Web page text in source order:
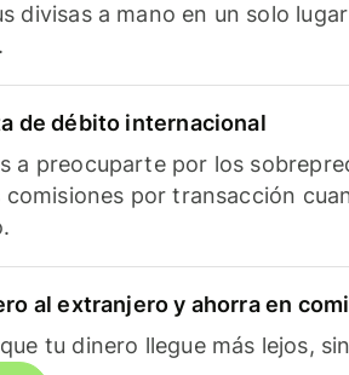
divisas a mano en un solo
de débito internacional
a preocuparte por los
comisiones por transacción
al extranjero y ahorra en
tu dinero llegue más lejos,